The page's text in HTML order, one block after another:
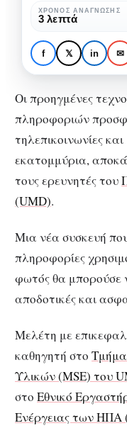
ΤΕΧΝΟΛΟΓΊΑ
ασφαλής
ΧΡΌΝΟΣ ΑΝΆΓΝΩΣΗΣ
3 λεπτά
f 𝕏 in ✉
Οι προηγμένες
πληροφοριών
τηλεπικοινωνίες
εκατομμύρια,
τους ερευνητές του
(UMD).
Μια νέα συσκευή
πληροφορίες
φωτός θα μπορούσε
αποδοτικές και
Μελέτη με
καθηγητή στο Τμήμα
Υλικών (MSE) του
στο Εθνικό
Ενέργειας των ΗΠΑ